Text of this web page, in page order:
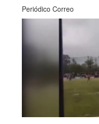
Periódico Correo